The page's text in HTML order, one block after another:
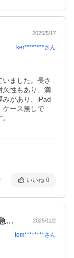
2025/5/17
ker********さん
ました。長さ
久性もあり、満
みがあり、iPad
ケース無しで
いいね 0
使っていたコードがほつれてきて、急いで… 2025/11/2
tom********さん